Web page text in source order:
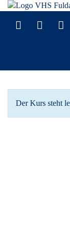
Der Kurs steht